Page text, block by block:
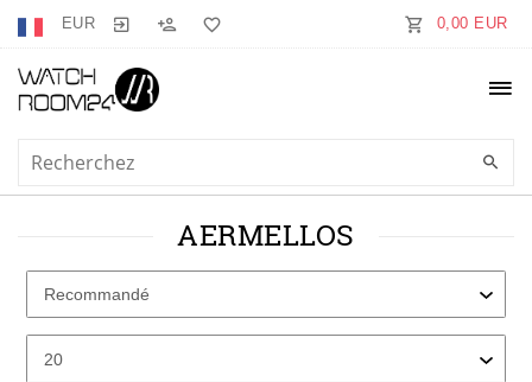
EUR 0,00 EUR
AERMELLOS